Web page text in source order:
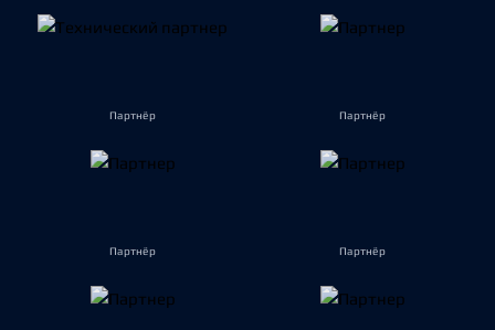
Партнёр Партнёр
Партнёр Партнёр